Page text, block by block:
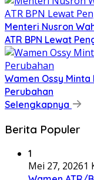
​Menteri Nusron
ATR BPN Lewat
Wamen Ossy
Perubahan
Selengkapnya
Berita Populer
1
Mei 27, 20261